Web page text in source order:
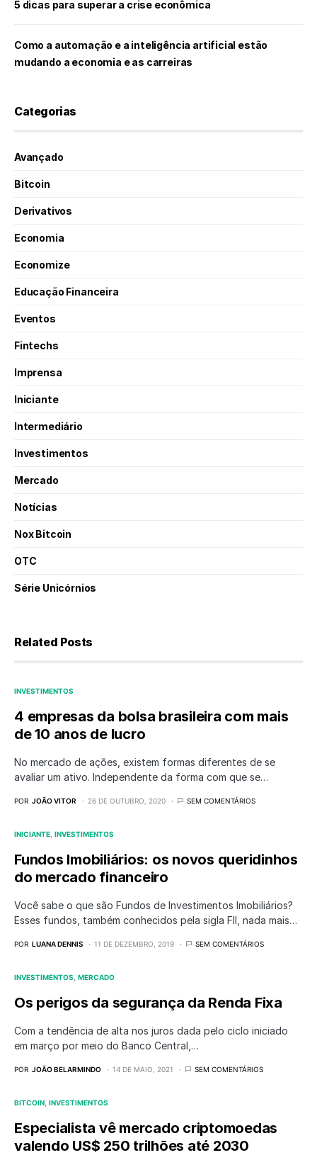
5 dicas para superar a crise econômica
Como a automação e a inteligência artificial estão
mudando a economia e as carreiras
Categorias
Avançado
Bitcoin
Derivativos
Economia
Economize
Educação Financeira
Eventos
Fintechs
Imprensa
Iniciante
Intermediário
Investimentos
Mercado
Notícias
Nox Bitcoin
OTC
Série Unicórnios
Related Posts
INVESTIMENTOS
4 empresas da bolsa brasileira com mais
de 10 anos de lucro
No mercado de ações, existem formas diferentes de se
avaliar um ativo. Independente da forma com que se…
POR JOÃO VITOR 26 DE OUTUBRO, 2020 SEM COMENTÁRIOS
INICIANTE INVESTIMENTOS
Fundos Imobiliários: os novos queridinhos
do mercado financeiro
Você sabe o que são Fundos de Investimentos Imobiliários?
Esses fundos, também conhecidos pela sigla FII, nada mais…
POR LUANA DENNIS 11 DE DEZEMBRO, 2019 SEM COMENTÁRIOS
INVESTIMENTOS MERCADO
Os perigos da segurança da Renda Fixa
Com a tendência de alta nos juros dada pelo ciclo iniciado
em março por meio do Banco Central,…
POR JOÃO BELARMINDO 14 DE MAIO, 2021 SEM COMENTÁRIOS
BITCOIN INVESTIMENTOS
Especialista vê mercado criptomoedas
valendo US$ 250 trilhões até 2030